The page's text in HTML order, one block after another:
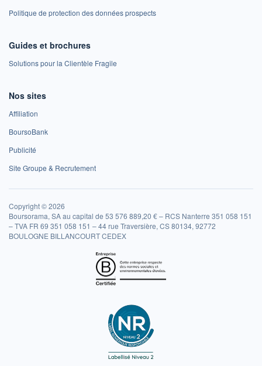
Politique de protection des données prospects
Guides et brochures
Solutions pour la Clientèle Fragile
Nos sites
Affiliation
BoursoBank
Publicité
Site Groupe & Recrutement
Copyright © 2026
Boursorama, SA au capital de 53 576 889,20 € – RCS Nanterre 351 058 151
– TVA FR 69 351 058 151 – 44 rue Traversière, CS 80134, 92772
BOULOGNE BILLANCOURT CEDEX